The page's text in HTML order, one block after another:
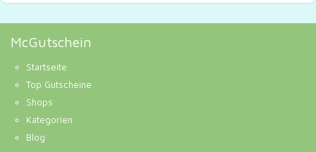
McGutschein
Startseite
Top Gutscheine
Shops
Kategorien
Blog